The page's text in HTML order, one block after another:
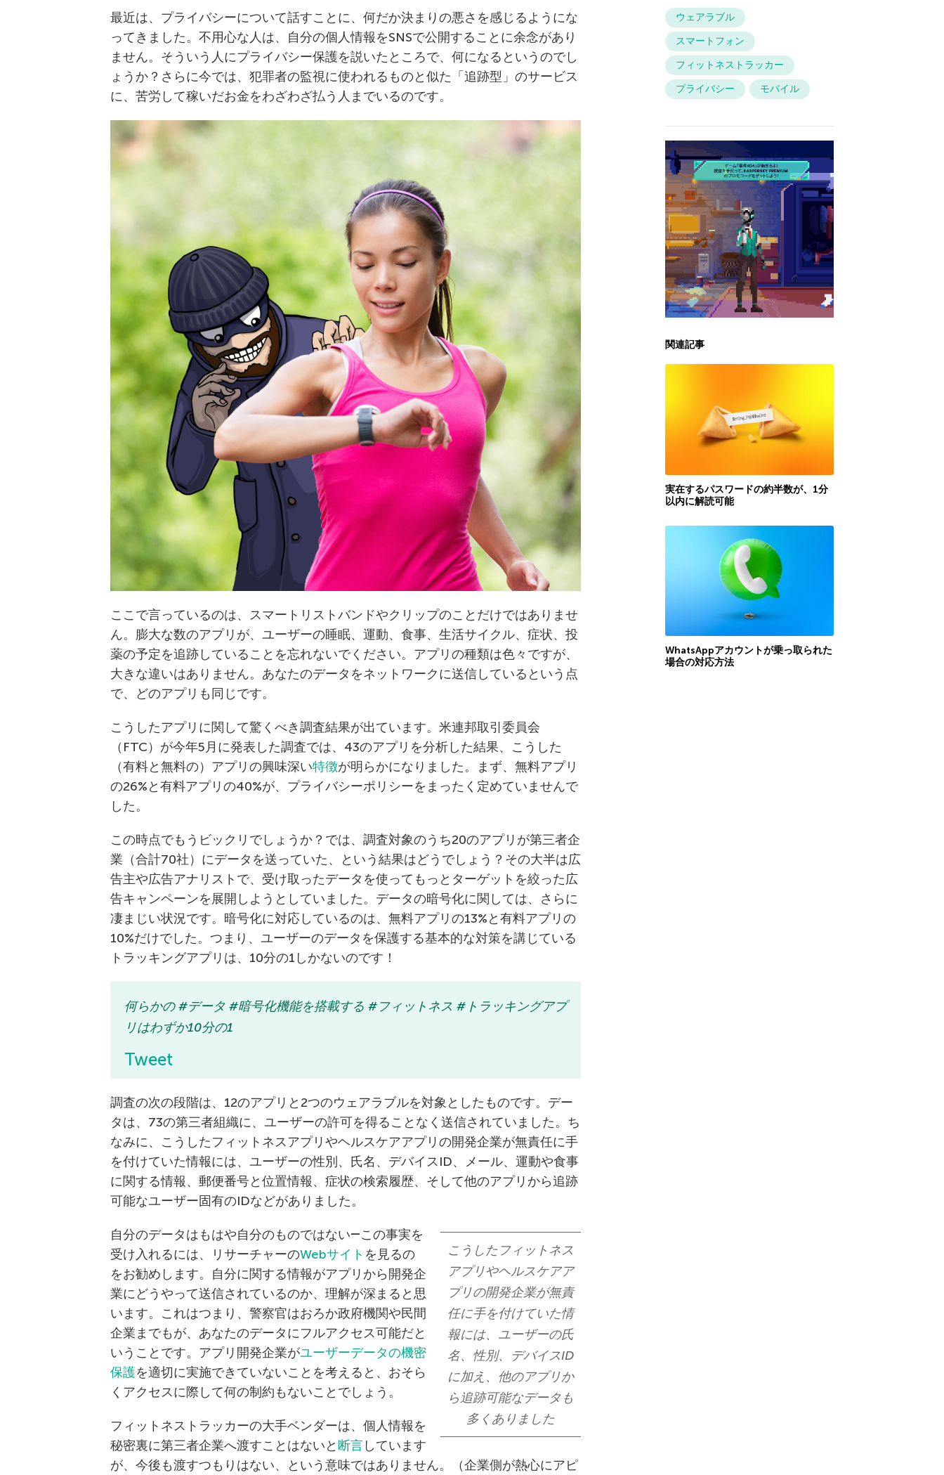
最近は、プライバシーについて話すことに、何だか決まりの悪さを感じるようにな
ってきました。不用心な人は、自分の個人情報をSNSで公開することに余念があり
ません。そういう人にプライバシー保護を説いたところで、何になるというのでし
ょうか？さらに今では、犯罪者の監視に使われるものと似た「追跡型」のサービス
に、苦労して稼いだお金をわざわざ払う人までいるのです。
ここで言っているのは、スマートリストバンドやクリップのことだけではありませ
ん。膨大な数のアプリが、ユーザーの睡眠、運動、食事、生活サイクル、症状、投
薬の予定を追跡していることを忘れないでください。アプリの種類は色々ですが、
大きな違いはありません。あなたのデータをネットワークに送信しているという点
で、どのアプリも同じです。
こうしたアプリに関して驚くべき調査結果が出ています。米連邦取引委員会
（FTC）が今年5月に発表した調査では、43のアプリを分析した結果、こうした
（有料と無料の）アプリの興味深い特徴が明らかになりました。まず、無料アプリ
の26%と有料アプリの40%が、プライバシーポリシーをまったく定めていませんで
した。
この時点でもうビックリでしょうか？では、調査対象のうち20のアプリが第三者企
業（合計70社）にデータを送っていた、という結果はどうでしょう？その大半は広
告主や広告アナリストで、受け取ったデータを使ってもっとターゲットを絞った広
告キャンペーンを展開しようとしていました。データの暗号化に関しては、さらに
凄まじい状況です。暗号化に対応しているのは、無料アプリの13%と有料アプリの
10%だけでした。つまり、ユーザーのデータを保護する基本的な対策を講じている
トラッキングアプリは、10分の1しかないのです！
何らかの #データ #暗号化機能を搭載する #フィットネス #トラッキングアプ
リはわずか10分の1
Tweet
調査の次の段階は、12のアプリと2つのウェアラブルを対象としたものです。デー
タは、73の第三者組織に、ユーザーの許可を得ることなく送信されていました。ち
なみに、こうしたフィットネスアプリやヘルスケアアプリの開発企業が無責任に手
を付けていた情報には、ユーザーの性別、氏名、デバイスID、メール、運動や食事
に関する情報、郵便番号と位置情報、症状の検索履歴、そして他のアプリから追跡
可能なユーザー固有のIDなどがありました。
こうしたフィットネス
アプリやヘルスケアア
プリの開発企業が無責
任に手を付けていた情
報には、ユーザーの氏
名、性別、デバイスID
に加え、他のアプリか
ら追跡可能なデータも
多くありました
自分のデータはもはや自分のものではない―この事実を
受け入れるには、リサーチャーのWebサイト を見るの
をお勧めします。自分に関する情報がアプリから開発企
業にどうやって送信されているのか、理解が深まると思
います。これはつまり、警察官はおろか政府機関や民間
企業までもが、あなたのデータにフルアクセス可能だと
いうことです。アプリ開発企業がユーザーデータの機密
保護を適切に実施できていないことを考えると、おそら
くアクセスに際して何の制約もないことでしょう。
フィットネストラッカーの大手ベンダーは、個人情報を
秘密裏に第三者企業へ渡すことはないと 断言しています
が、今後も渡すつもりはない、という意味ではありません。（企業側が熱心にアピ
ウェアラブル
スマートフォン
フィットネストラッカー
プライバシー
モバイル
関連記事
実在するパスワードの約半数が、1分
以内に解読可能
WhatsAppアカウントが乗っ取られた
場合の対応方法